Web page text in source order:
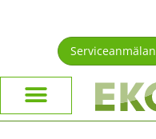
Serviceanmälan